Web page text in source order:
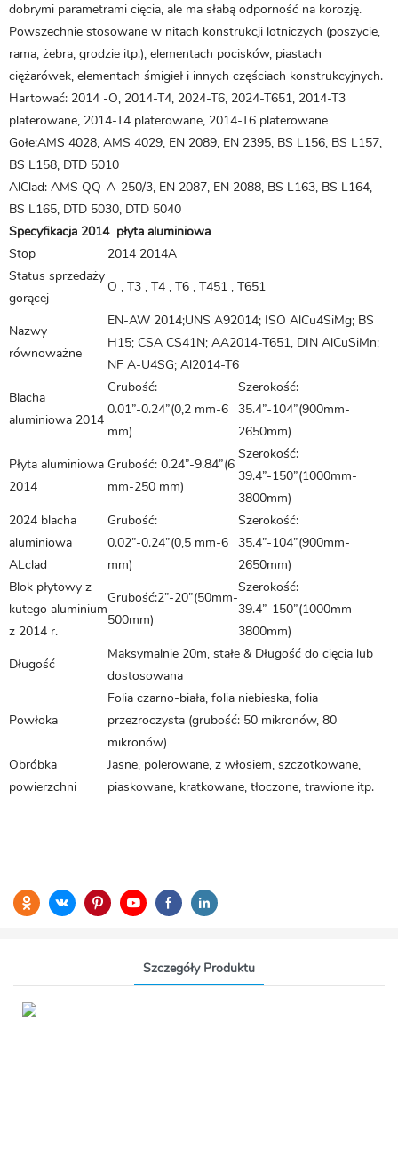
dobrymi parametrami cięcia, ale ma słabą odporność na korozję.
Powszechnie stosowane w nitach konstrukcji lotniczych (poszycie,
rama, żebra, grodzie itp.), elementach pocisków, piastach
ciężarówek, elementach śmigieł i innych częściach konstrukcyjnych.
Hartować: 2014 -O, 2014-T4, 2024-T6, 2024-T651, 2014-T3
platerowane, 2014-T4 platerowane, 2014-T6 platerowane
Gołe:AMS 4028, AMS 4029, EN 2089, EN 2395, BS L156, BS L157,
BS L158, DTD 5010
AlClad: AMS QQ-A-250/3, EN 2087, EN 2088, BS L163, BS L164,
BS L165, DTD 5030, DTD 5040
Specyfikacja 2014 płyta aluminiowa
Stop
2014 2014A
Status sprzedaży
gorącej
O , T3 , T4 , T6 , T451 , T651
Nazwy
równoważne
EN-AW 2014;UNS A92014; ISO AlCu4SiMg; BS
H15; CSA CS41N; AA2014-T651, DIN AlCuSiMn;
NF A-U4SG; Al2014-T6
Blacha
aluminiowa 2014
Grubość:
0.01”-0.24”(0,2 mm-6
mm)
Szerokość:
35.4”-104”(900mm-
2650mm)
Płyta aluminiowa
2014
Grubość: 0.24”-9.84”(6
mm-250 mm)
Szerokość:
39.4”-150”(1000mm-
3800mm)
2024 blacha
aluminiowa
ALclad
Grubość:
0.02”-0.24”(0,5 mm-6
mm)
Szerokość:
35.4”-104”(900mm-
2650mm)
Blok płytowy z
kutego aluminium
z 2014 r.
Grubość:2”-20”(50mm-
500mm)
Szerokość:
39.4”-150”(1000mm-
3800mm)
Długość
Maksymalnie 20m, stałe & Długość do cięcia lub
dostosowana
Powłoka
Folia czarno-biała, folia niebieska, folia
przezroczysta (grubość: 50 mikronów, 80
mikronów)
Obróbka
powierzchni
Jasne, polerowane, z włosiem, szczotkowane,
piaskowane, kratkowane, tłoczone, trawione itp.
Szczegóły Produktu